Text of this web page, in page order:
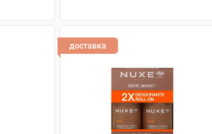
доставка